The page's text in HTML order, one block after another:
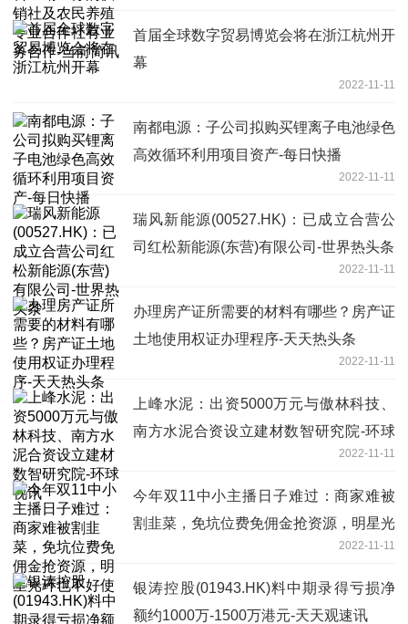
首届全球数字贸易博览会将在浙江杭州开
幕
2022-11-11
南都电源：子公司拟购买锂离子电池绿色
高效循环利用项目资产-每日快播
2022-11-11
瑞风新能源(00527.HK)：已成立合营公
司红松新能源(东营)有限公司-世界热头条
2022-11-11
办理房产证所需要的材料有哪些？房产证
土地使用权证办理程序-天天热头条
2022-11-11
上峰水泥：出资5000万元与傲林科技、
南方水泥合资设立建材数智研究院-环球
2022-11-11
今年双11中小主播日子难过：商家难被
割韭菜，免坑位费免佣金抢资源，明星光
2022-11-11
银涛控股(01943.HK)料中期录得亏损净
额约1000万-1500万港元-天天观速讯